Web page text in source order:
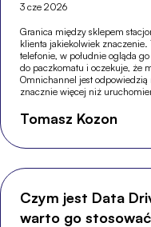
3 cze 2026
Granica między sklepem
klienta jakiekolwiek znaczenie.
telefonie, w południe ogląda
do paczkomatu i oczekuje, że
Omnichannel jest odpowiedzią
znacznie więcej niż
Tomasz Kozon
Czym jest Data
warto go